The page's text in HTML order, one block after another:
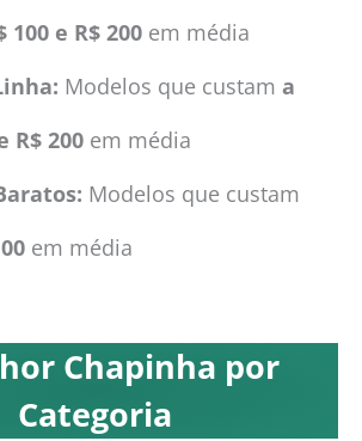
100 e R$ 200 em média
Modelos que custam a
R$ 200 em média
Modelos que custam
em média
Chapinha por
Categoria